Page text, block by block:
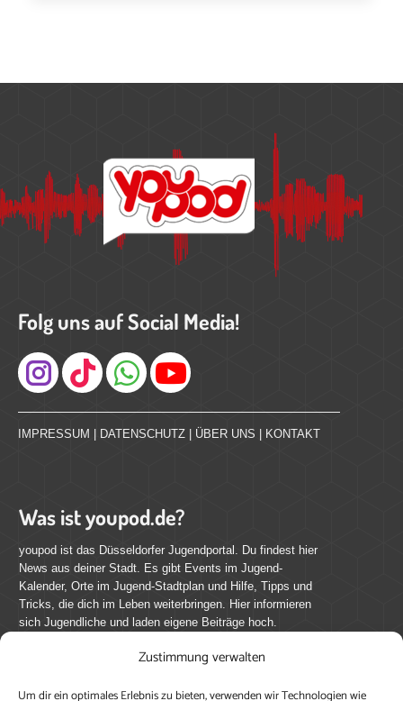
Zustimmung verwalten
Um dir ein optimales Erlebnis zu bieten, verwenden wir Technologien wie
Folg uns auf Social Media!
Instagram
IMPRESSUM DATENSCHUTZ ÜBER UNS KONTAKT
Was ist youpod.de?
youpod ist das Düsseldorfer Jugendportal. Du findest hier
News aus deiner Stadt. Es gibt Events im Jugend-
Kalender, Orte im Jugend-Stadtplan und Hilfe, Tipps und
Tricks, die dich im Leben weiterbringen. Hier informieren
sich Jugendliche und laden eigene Beiträge hoch.
Mach mit bei youpod.de!